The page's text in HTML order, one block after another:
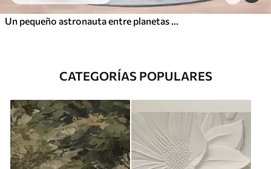
CATEGORÍAS POPULARES